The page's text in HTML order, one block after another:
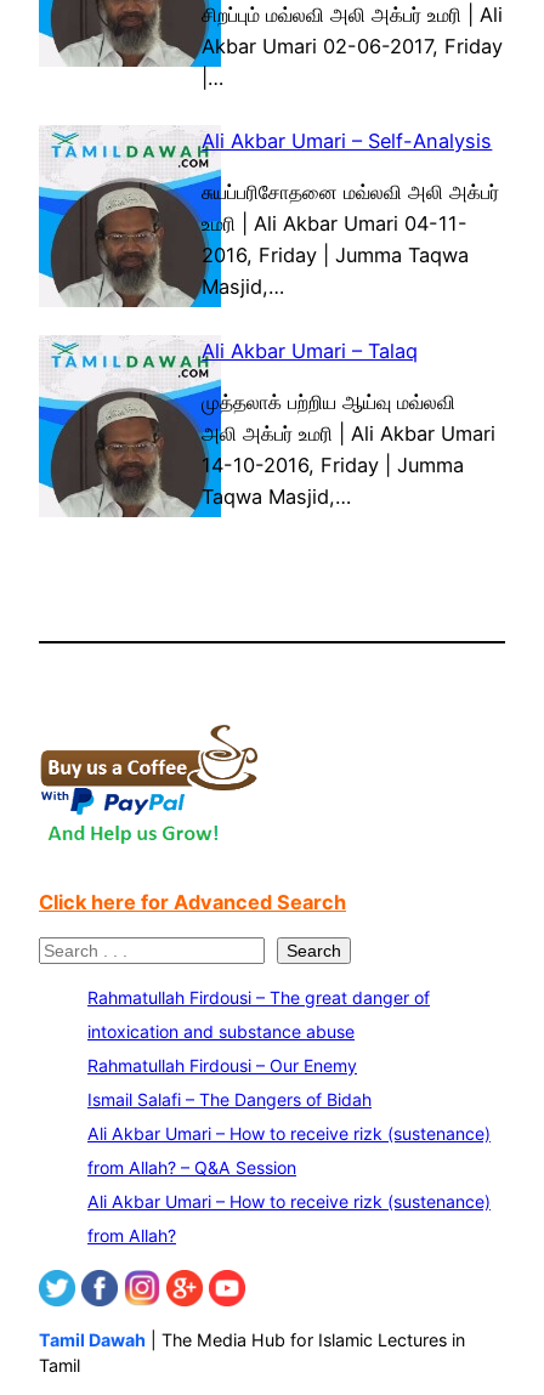
சிறப்பும் மவ்லவி அலி அக்பர் உமரி | Ali
Akbar Umari 02-06-2017, Friday
|…
Ali Akbar Umari – Self-Analysis
சுயப்பரிசோதனை மவ்லவி அலி அக்பர்
உமரி | Ali Akbar Umari 04-11-
2016, Friday | Jumma Taqwa
Masjid,…
Ali Akbar Umari – Talaq
முத்தலாக் பற்றிய ஆய்வு மவ்லவி
அலி அக்பர் உமரி | Ali Akbar Umari
14-10-2016, Friday | Jumma
Taqwa Masjid,…
Click here for Advanced Search
S
Search
Rahmatullah Firdousi – The great danger of
intoxication and substance abuse
Rahmatullah Firdousi – Our Enemy
Ismail Salafi – The Dangers of Bidah
Ali Akbar Umari – How to receive rizk (sustenance)
from Allah? – Q&A Session
Ali Akbar Umari – How to receive rizk (sustenance)
from Allah?
Tamil Dawah | The Media Hub for Islamic Lectures in
Tamil